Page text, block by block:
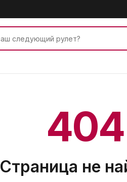
404
Страница не